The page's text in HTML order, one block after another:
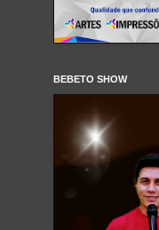
BEBETO SHOW